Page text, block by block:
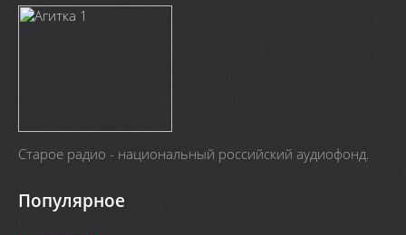
Старое радио - национальный российский аудиофонд.
Популярное